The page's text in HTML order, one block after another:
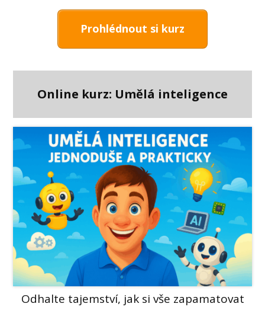
Prohlédnout si kurz
Online kurz: Umělá inteligence
Odhalte tajemství, jak si vše zapamatovat